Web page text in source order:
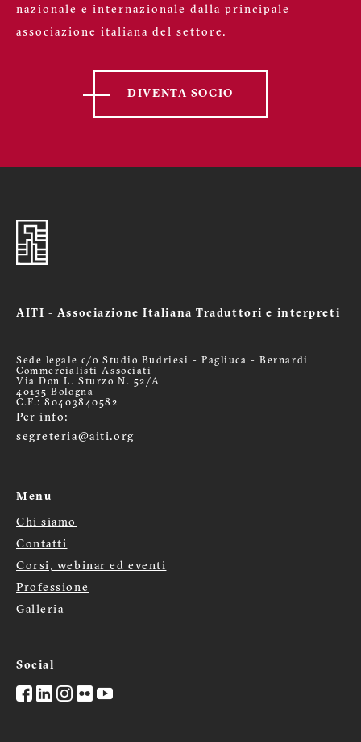
nazionale e internazionale dalla principale
associazione italiana del settore.
DIVENTA SOCIO
AITI - Associazione Italiana Traduttori e interpreti
Sede legale c/o Studio Budriesi - Pagliuca - Bernardi
Commercialisti Associati
Via Don L. Sturzo N. 52/A
40135 Bologna
C.F.: 80403840582
Per info:
segreteria@aiti.org
Menu
Menù
footer
Chi siamo
Contatti
Corsi, webinar ed eventi
Professione
Galleria
Social